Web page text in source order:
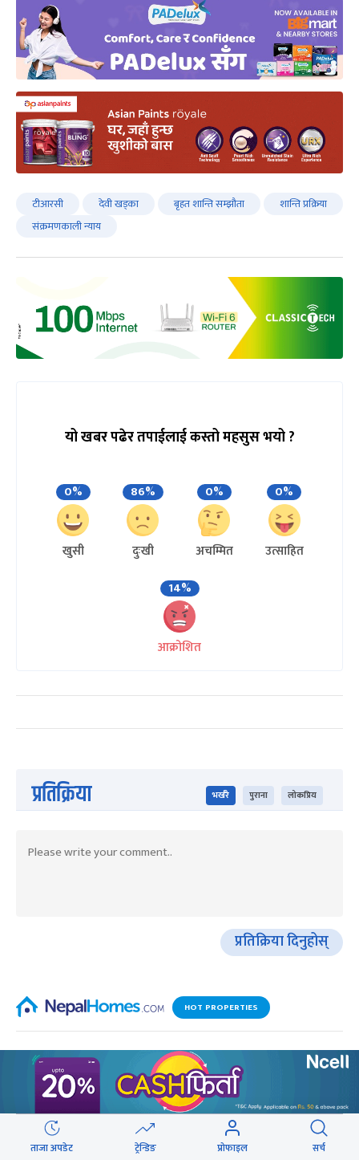
टीआरसी देवी खड्का बृहत शान्ति सम्झौता
शान्ति प्रक्रिया
संक्रमणकाली न्याय
यो खबर पढेर तपाईलाई कस्तो महसुस भयो ?
0%
खुसी
86%
दुःखी
0%
अचम्मित
0%
उत्साहित
14%
आक्रोशित
प्रतिक्रिया भर्खरै पुराना लोकप्रिय
प्रतिक्रिया दिनुहोस्
HOT PROPERTIES
ताजा अपडेट ट्रेन्डिङ प्रोफाइल सर्च